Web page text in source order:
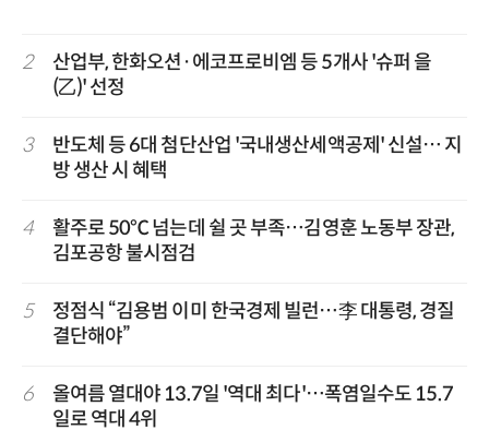
2
산업부, 한화오션·에코프로비엠 등 5개사 '슈퍼 을
(乙)' 선정
3
반도체 등 6대 첨단산업 '국내생산세액공제' 신설… 지
방 생산 시 혜택
4
활주로 50℃ 넘는데 쉴 곳 부족…김영훈 노동부 장관,
김포공항 불시점검
5
정점식 “김용범 이미 한국경제 빌런…李 대통령, 경질
결단해야”
6
올여름 열대야 13.7일 '역대 최다'…폭염일수도 15.7
일로 역대 4위